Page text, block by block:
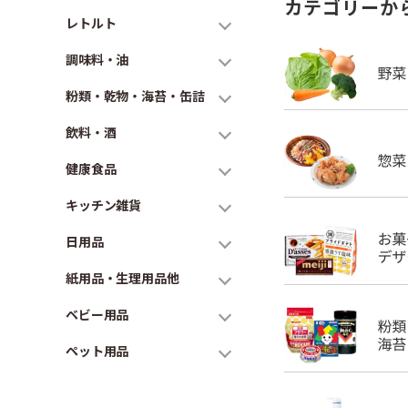
レトルト
調味料・油
粉類・乾物・海苔・缶詰
飲料・酒
健康食品
キッチン雑貨
日用品
紙用品・生理用品他
ベビー用品
ペット用品
カテゴリーか